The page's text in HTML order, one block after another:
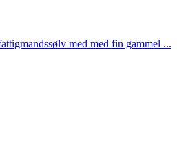
med med fin gammel ...